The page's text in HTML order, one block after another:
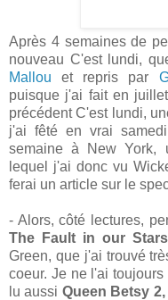
Après 4 semaines de
nouveau C'est lundi,
Mallou et repris par
puisque j'ai fait en
précédent C'est lundi,
j'ai fêté en vrai
semaine à New York,
lequel j'ai donc vu
ferai un article sur le
- Alors, côté lectures,
The Fault in our Stars
Green, que j'ai trouvé
coeur. Je ne l'ai
lu aussi Queen Betsy